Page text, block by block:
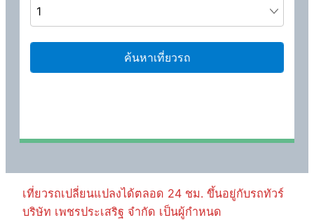
เที่ยวรถเปลี่ยนแปลงได้ตลอด 24 ชม. ขึ้นอยู่กับรถทัวร์
บริษัท เพชรประเสริฐ จำกัด เป็นผู้กำหนด